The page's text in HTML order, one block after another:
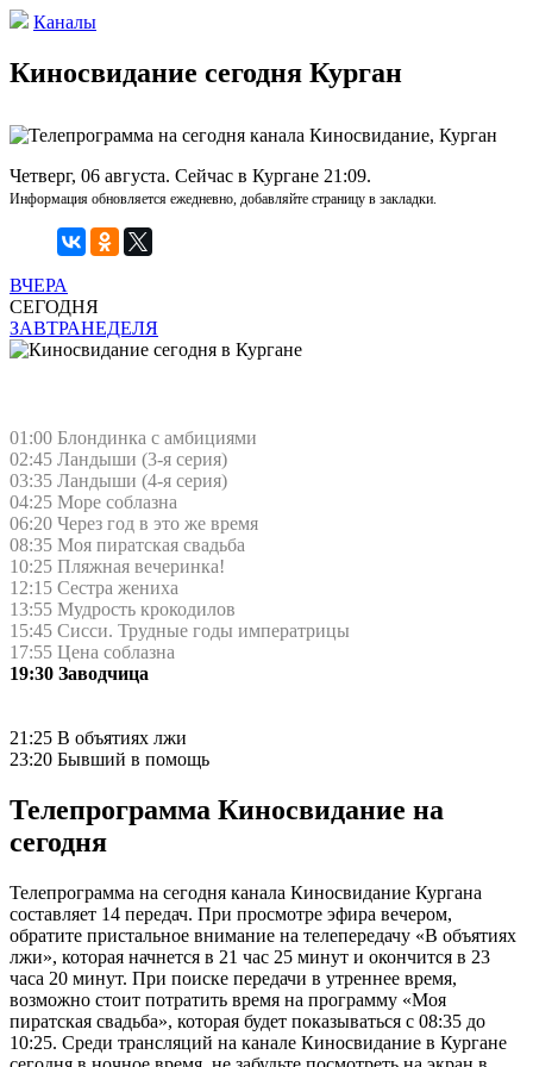
Каналы
Киносвидание сегодня Курган
Четверг, 06 августа. Сейчас в Кургане 21:09.
Информация обновляется ежедневно, добавляйте страницу в закладки.
ВЧЕРА
СЕГОДНЯ
ЗАВТРАНЕДЕЛЯ
01:00 Блондинка с амбициями
02:45 Ландыши (3-я серия)
03:35 Ландыши (4-я серия)
04:25 Море соблазна
06:20 Через год в это же время
08:35 Моя пиратская свадьба
10:25 Пляжная вечеринка!
12:15 Сестра жениха
13:55 Мудрость крокодилов
15:45 Сисси. Трудные годы императрицы
17:55 Цена соблазна
19:30 Заводчица
21:25 В объятиях лжи
23:20 Бывший в помощь
Телепрограмма Киносвидание на
сегодня
Телепрограмма на сегодня канала Киносвидание Кургана
составляет 14 передач. При просмотре эфира вечером,
обратите пристальное внимание на телепередачу «В объятиях
лжи», которая начнется в 21 час 25 минут и окончится в 23
часа 20 минут. При поиске передачи в утреннее время,
возможно стоит потратить время на программу «Моя
пиратская свадьба», которая будет показываться с 08:35 до
10:25. Среди трансляций на канале Киносвидание в Кургане